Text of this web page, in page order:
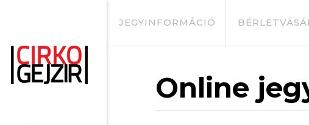
JEGYINFORMÁCIÓ
Online